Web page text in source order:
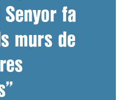
fa
murs de